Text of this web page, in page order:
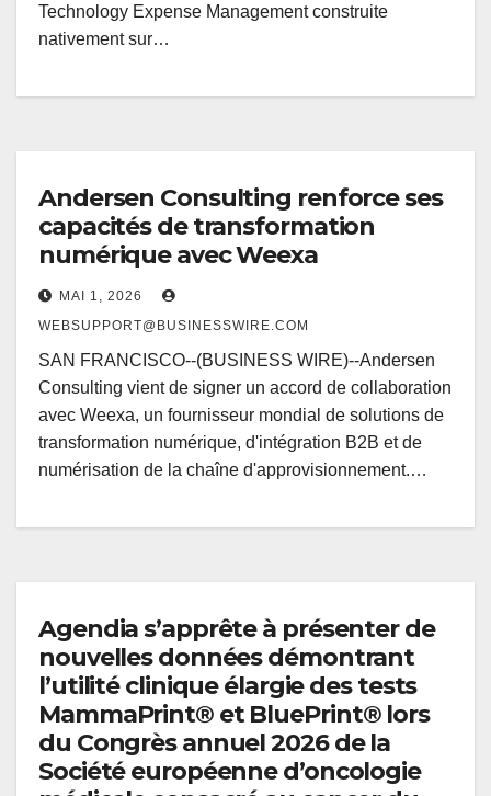
Technology Expense Management construite
nativement sur…
Andersen Consulting renforce ses
capacités de transformation
numérique avec Weexa
MAI 1, 2026
WEBSUPPORT@BUSINESSWIRE.COM
SAN FRANCISCO--(BUSINESS WIRE)--Andersen
Consulting vient de signer un accord de collaboration
avec Weexa, un fournisseur mondial de solutions de
transformation numérique, d'intégration B2B et de
numérisation de la chaîne d'approvisionnement.…
Agendia s’apprête à présenter de
nouvelles données démontrant
l’utilité clinique élargie des tests
MammaPrint® et BluePrint® lors
du Congrès annuel 2026 de la
Société européenne d’oncologie